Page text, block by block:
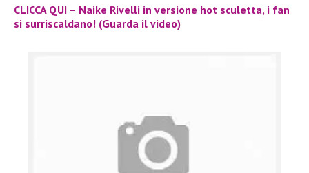
CLICCA QUI – Naike Rivelli in versione hot sculetta, i fan
si surriscaldano! (Guarda il video)